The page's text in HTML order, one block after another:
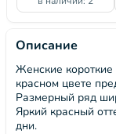
Описание
Женские
красном цвете
Размерный ряд
Яркий красный
дни.